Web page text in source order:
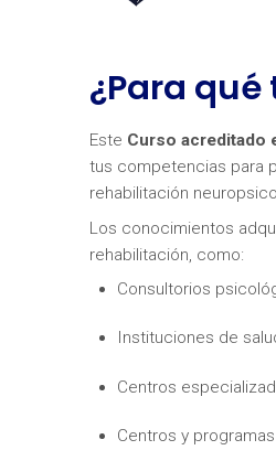
¿Para
Este Curso acreditado
tus competencias para
rehabilitación
Los conocimientos
rehabilitación, como:
Consultorios
Instituciones de
Centros
Centros y